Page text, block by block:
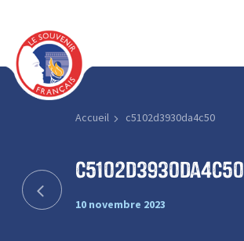
Accueil c5102d3930da4c50
c5102d3930da4c50
10 novembre 2023